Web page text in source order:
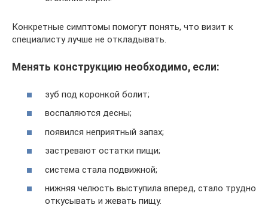
Конкретные симптомы помогут понять, что визит к
специалисту лучше не откладывать.
Менять конструкцию необходимо, если:
зуб под коронкой болит;
воспаляются десны;
появился неприятный запах;
застревают остатки пищи;
система стала подвижной;
нижняя челюсть выступила вперед, стало трудно
откусывать и жевать пищу.